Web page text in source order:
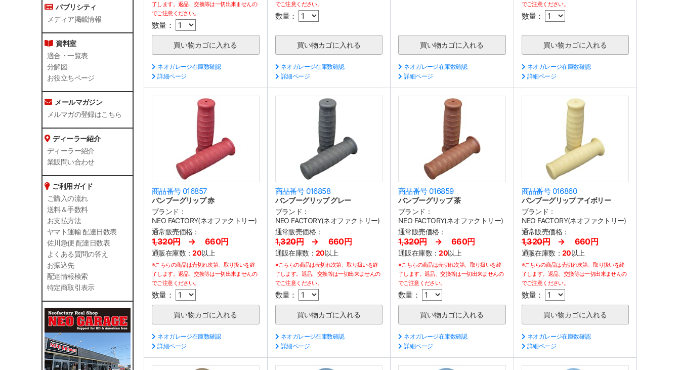
パブリシティ
メディア掲載情報
資料室
適合・一覧表
分解図
お役立ちページ
メールマガジン
メルマガの登録はこちら
ディーラー紹介
ディーラー紹介
業販問い合わせ
ご利用ガイド
ご購入の流れ
送料＆手数料
お支払方法
ヤマト運輸 配達日数表
佐川急便 配達日数表
よくある質問の答え
お振込先
配達情報検索
特定商取引表示
了します。返品、交換等は一切出来ませんの
でご注意ください。
数量：
ネオガレージ在庫数確認
詳細ページ
でご注意ください。
数量：
ネオガレージ在庫数確認
詳細ページ
ネオガレージ在庫数確認
詳細ページ
でご注意ください。
数量：
ネオガレージ在庫数確認
詳細ページ
商品番号 016857
バンブーグリップ 赤
ブランド：
NEO FACTORY(ネオファクトリー)
通常販売価格：
1,320円→ 660円
通販在庫数：20以上
※こちらの商品は売切れ次第、取り扱いを終
了します。返品、交換等は一切出来ませんの
でご注意ください。
数量：
ネオガレージ在庫数確認
詳細ページ
商品番号 016858
バンブーグリップ グレー
ブランド：
NEO FACTORY(ネオファクトリー)
通常販売価格：
1,320円→ 660円
通販在庫数： 20以上
※こちらの商品は売切れ次第、取り扱いを終
了します。返品、交換等は一切出来ませんの
でご注意ください。
数量：
ネオガレージ在庫数確認
詳細ページ
商品番号 016859
バンブーグリップ 茶
ブランド：
NEO FACTORY(ネオファクトリー)
通常販売価格：
1,320円→ 660円
通販在庫数：20以上
※こちらの商品は売切れ次第、取り扱いを終
了します。返品、交換等は一切出来ませんの
でご注意ください。
数量：
ネオガレージ在庫数確認
詳細ページ
商品番号 016860
バンブーグリップ アイボリー
ブランド：
NEO FACTORY(ネオファクトリー)
通常販売価格：
1,320円→ 660円
通販在庫数： 20以上
※こちらの商品は売切れ次第、取り扱いを終
了します。返品、交換等は一切出来ませんの
でご注意ください。
数量：
ネオガレージ在庫数確認
詳細ページ